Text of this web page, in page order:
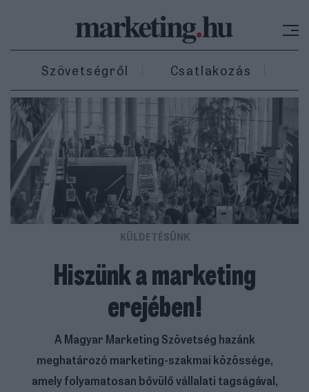
Szövetségről Csatlakozás
KÜLDETÉSÜNK
Hiszünk a marketing
erejében!
A Magyar Marketing Szövetség hazánk
meghatározó marketing-szakmai közössége,
amely folyamatosan bővülő vállalati tagságával,